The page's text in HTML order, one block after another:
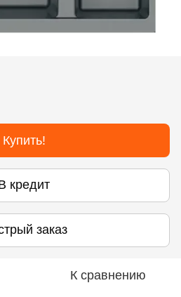
Купить!
кредит
заказ
К сравнению